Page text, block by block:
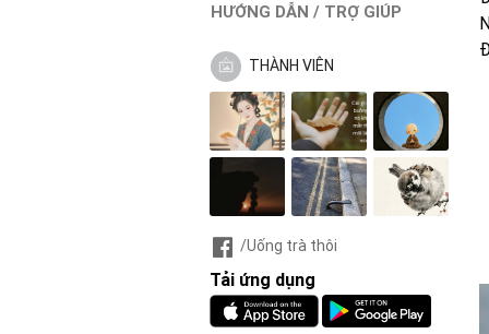
HƯỚNG DẪN / TRỢ GIÚP
THÀNH VIÊN
/Uống trà thôi
Tải ứng dụng